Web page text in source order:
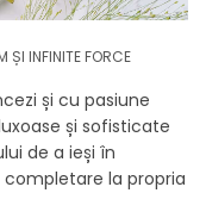
ȘI INFINITE FORCE
și cu pasiune
și sofisticate
de a ieși în
la propria